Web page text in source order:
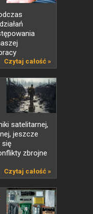
Czytaj całość »
satelitarnej,
jeszcze
się
zbrojne
Czytaj całość »